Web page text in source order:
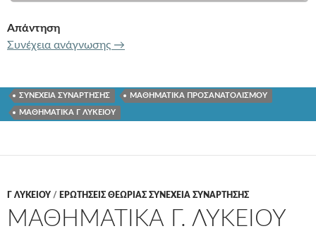
Απάντηση
Συνέχεια ανάγνωσης ΜΑΘΗΜΑΤΙΚΑ Γ. ΛΥΚΕΙΟΥ
→
ΣΥΝΕΧΕΙΑ ΣΥΝΑΡΤΗΣΗΣ ΜΑΘΗΜΑΤΙΚΑ ΠΡΟΣΑΝΑΤΟΛΙΣΜΟΥ
ΜΑΘΗΜΑΤΙΚΑ Γ ΛΥΚΕΙΟΥ
Γ ΛΥΚΕΊΟΥ / ΕΡΩΤΗΣΕΙΣ ΘΕΩΡΙΑΣ ΣΥΝΕΧΕΙΑ ΣΥΝΑΡΤΗΣΗΣ
ΜΑΘΗΜΑΤΙΚΑ Γ. ΛΥΚΕΙΟΥ